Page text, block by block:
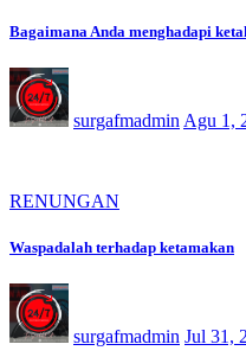
Bagaimana Anda menghadapi
surgafmadmin Agu 1,
RENUNGAN
Waspadalah terhadap ketamakan
surgafmadmin Jul 31,